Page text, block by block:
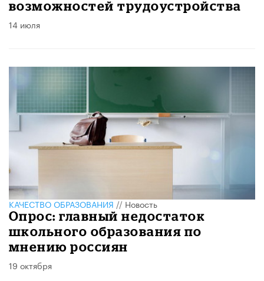
возможностей трудоустройства
14 июля
КАЧЕСТВО ОБРАЗОВАНИЯ//Новость
Опрос: главный недостаток
школьного образования по
мнению россиян
19 октября